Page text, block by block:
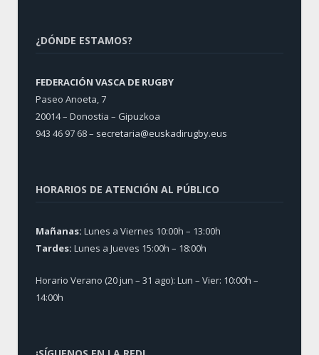
¿DÓNDE ESTAMOS?
FEDERACIÓN VASCA DE RUGBY
Paseo Anoeta, 7
20014 – Donostia – Gipuzkoa
943 46 97 68 – secretaria@euskadirugby.eus
HORARIOS DE ATENCIÓN AL PÚBLICO
Mañanas: Lunes a Viernes 10:00h – 13:00h
Tardes: Lunes a Jueves 15:00h – 18:00h
Horario Verano (20 jun – 31 ago): Lun – Vier: 10:00h –
14:00h